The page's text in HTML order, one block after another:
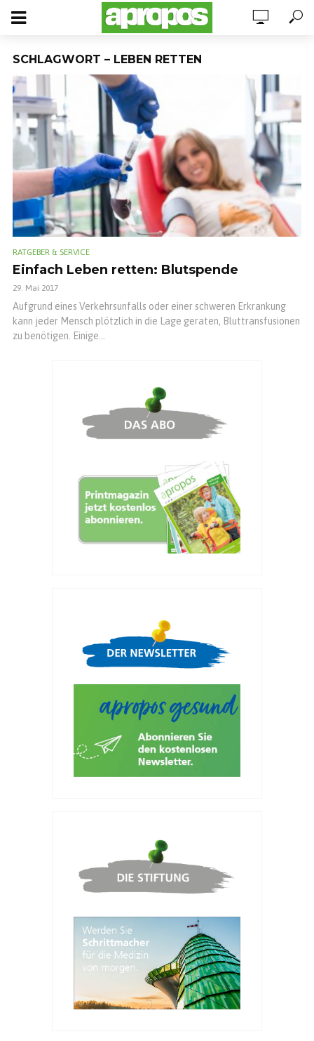
SCHLAGWORT – LEBEN RETTEN
RATGEBER & SERVICE
Einfach Leben retten: Blutspende
29. Mai 2017
Aufgrund eines Verkehrsunfalls oder einer schweren Erkrankung
kann jeder Mensch plötzlich in die Lage geraten, Bluttransfusionen
zu benötigen. Einige...